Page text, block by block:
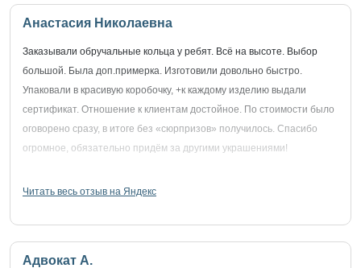
Анастасия Николаевна
Заказывали обручальные кольца у ребят. Всё на высоте. Выбор
большой. Была доп.примерка. Изготовили довольно быстро.
Упаковали в красивую коробочку, +к каждому изделию выдали
сертификат. Отношение к клиентам достойное. По стоимости было
оговорено сразу, в итоге без «сюрпризов» получилось. Спасибо
огромное, обязательно придём за другими украшениями!
Читать весь отзыв на Яндекс
Адвокат А.